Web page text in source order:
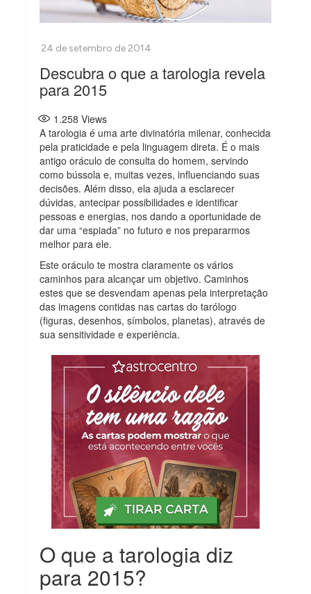
Descubra o que a tarologia revela
para 2015
1.258 Views
A tarologia é uma arte divinatória milenar, conhecida
pela praticidade e pela linguagem direta. É o mais
antigo oráculo de consulta do homem, servindo
como bússola e, muitas vezes, influenciando suas
decisões. Além disso, ela ajuda a esclarecer
dúvidas, antecipar possibilidades e identificar
pessoas e energias, nos dando a oportunidade de
dar uma “espiada” no futuro e nos prepararmos
melhor para ele.
Este oráculo te mostra claramente os vários
caminhos para alcançar um objetivo. Caminhos
estes que se desvendam apenas pela interpretação
das imagens contidas nas cartas do tarólogo
(figuras, desenhos, símbolos, planetas), através de
sua sensitividade e experiência.
O que a tarologia diz
para 2015?